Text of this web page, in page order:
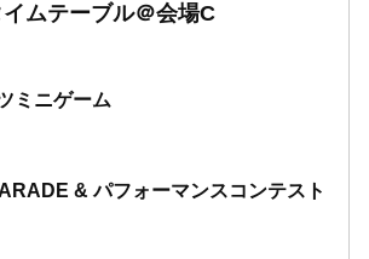
イムテーブル＠会場C
ミニゲーム
& パフォーマンスコンテスト